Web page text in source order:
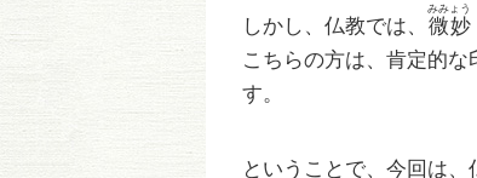
しかし、仏教では、 微妙
みみょう
こちらの方は、肯定的
す。
ということで、今回は